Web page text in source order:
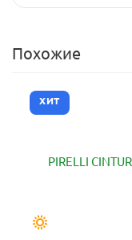
Похожие
ХИТ